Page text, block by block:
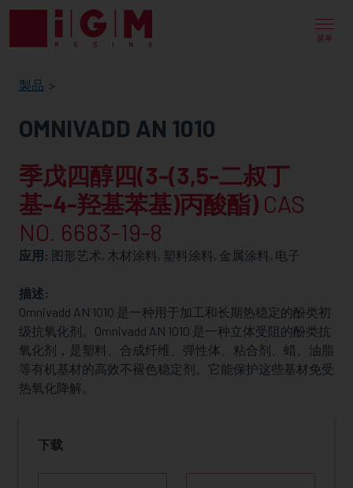
菜单
IGM
RESINS
製品
OMNIVADD AN 1010
季戊四醇四(3-(3,5-二叔丁
基-4-羟基苯基)丙酸酯) CAS
NO. 6683-19-8
应用: 图形艺术, 木材涂料, 塑料涂料, 金属涂料, 电子
描述:
Omnivadd AN 1010 是一种用于加工和长期热稳定的酚类初
级抗氧化剂。Omnivadd AN 1010 是一种立体受阻的酚类抗
氧化剂，是塑料、合成纤维、弹性体、粘合剂、蜡、油脂
等有机基材的高效不褪色稳定剂。它能保护这些基材免受
热氧化降解。
下载